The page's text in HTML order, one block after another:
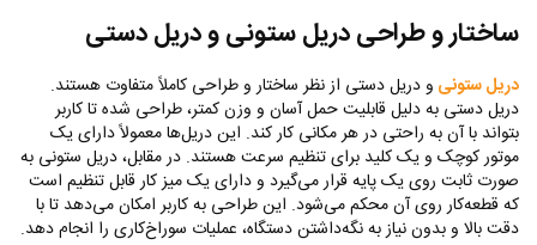
ساختار و طراحی دریل ستونی و دریل دستی
دریل ستونی و دریل دستی از نظر ساختار و طراحی کاملاً متفاوت هستند.
دریل دستی به دلیل قابلیت حمل آسان و وزن کمتر، طراحی شده تا کاربر
بتواند با آن به راحتی در هر مکانی کار کند. این دریل‌ها معمولاً دارای یک
موتور کوچک و یک کلید برای تنظیم سرعت هستند. در مقابل، دریل ستونی به
صورت ثابت روی یک پایه قرار می‌گیرد و دارای یک میز کار قابل تنظیم است
که قطعه‌کار روی آن محکم می‌شود. این طراحی به کاربر امکان می‌دهد تا با
دقت بالا و بدون نیاز به نگه‌داشتن دستگاه، عملیات سوراخ‌کاری را انجام دهد.